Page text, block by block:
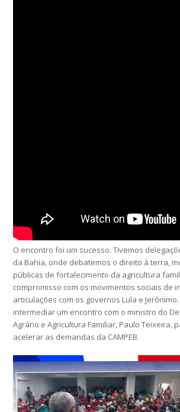
O encontro foi um sucesso. Tivemos
da Bahia, onde debatemos o direito à terra,
públicas de fortalecimento da agricultura
compromisso com os movimentos sociais de
articulações com os governos Lula e
intermediar um encontro com o ministro do
Agrário e Agricultura Familiar, Paulo Teixeira,
acelerar as demandas da CAMPEB.